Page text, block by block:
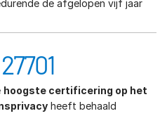
de afgelopen vijf jaar
hoogste certificering op het
heeft behaald